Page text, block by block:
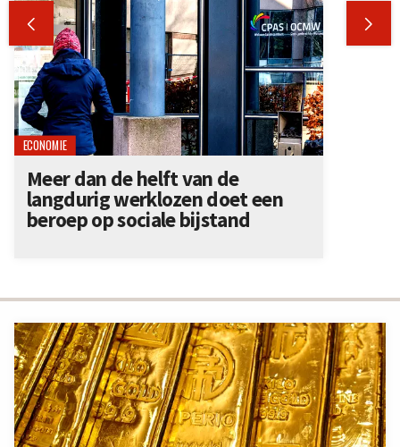
 
ECONOMIE
Meer dan de helft van de
langdurig werklozen doet een
beroep op sociale bijstand